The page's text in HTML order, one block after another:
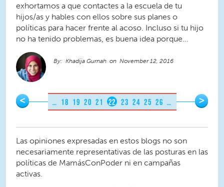
exhortamos a que contactes a la escuela de tu
hijos/as y hables con ellos sobre sus planes o
políticas para hacer frente al acoso. Incluso si tu hijo
no ha tenido problemas, es buena idea porque...
Khadija Gurnah November 12, 2016
Pages
< … 18 19 20 21 22 23 24 25 26 … >
Las opiniones expresadas en estos blogs no son
necesariamente representativas de las posturas en las
políticas de MamásConPoder ni en campañas
activas.